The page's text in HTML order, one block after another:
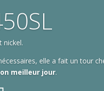
nickel.
elle a fait un tour
meilleur jour.